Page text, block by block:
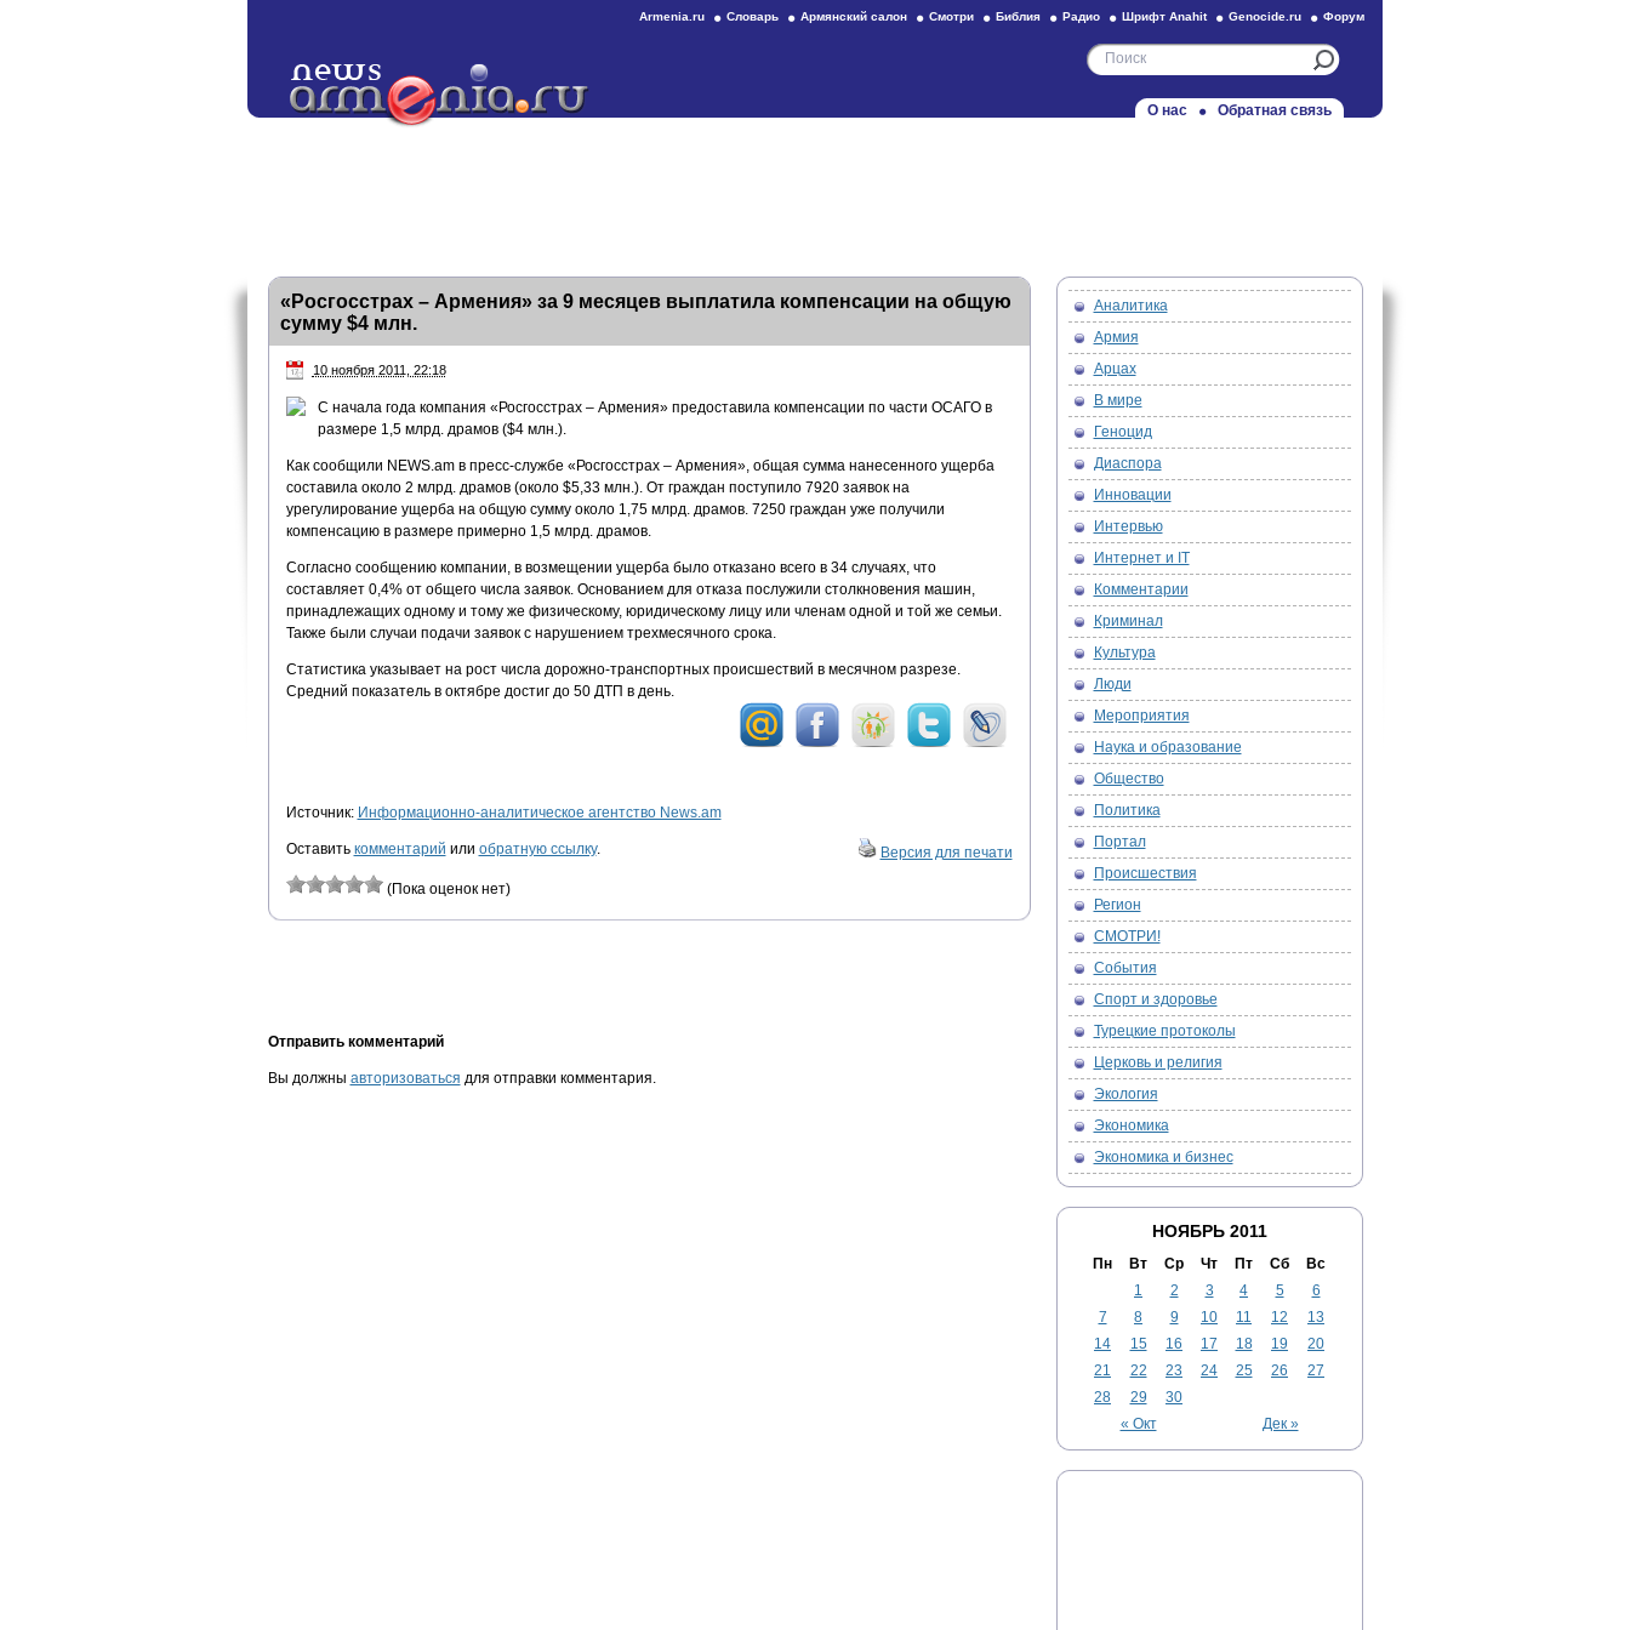
Armenia.ru Словарь Армянский салон Смотри Библия Радио Шрифт Anahit Genocide.ru Форум
О нас Обратная связь
«Росгосстрах – Армения» за 9 месяцев выплатила компенсации на общую
сумму $4 млн.
10 ноября 2011, 22:18
С начала года компания «Росгосстрах – Армения» предоставила компенсации по части ОСАГО в
размере 1,5 млрд. драмов ($4 млн.).
Как сообщили NEWS.am в пресс-службе «Росгосстрах – Армения», общая сумма нанесенного ущерба
составила около 2 млрд. драмов (около $5,33 млн.). От граждан поступило 7920 заявок на
урегулирование ущерба на общую сумму около 1,75 млрд. драмов. 7250 граждан уже получили
компенсацию в размере примерно 1,5 млрд. драмов.
Согласно сообщению компании, в возмещении ущерба было отказано всего в 34 случаях, что
составляет 0,4% от общего числа заявок. Основанием для отказа послужили столкновения машин,
принадлежащих одному и тому же физическому, юридическому лицу или членам одной и той же семьи.
Также были случаи подачи заявок с нарушением трехмесячного срока.
Статистика указывает на рост числа дорожно-транспортных происшествий в месячном разрезе.
Средний показатель в октябре достиг до 50 ДТП в день.
Источник: Информационно-аналитическое агентство News.am
Оставить комментарий или обратную ссылку. Версия для печати
(Пока оценок нет)
Отправить комментарий
Вы должны авторизоваться для отправки комментария.
Аналитика
Армия
Арцах
В мире
Геноцид
Диаспора
Инновации
Интервью
Интернет и IT
Комментарии
Криминал
Культура
Люди
Мероприятия
Наука и образование
Общество
Политика
Портал
Происшествия
Регион
СМОТРИ!
События
Спорт и здоровье
Турецкие протоколы
Церковь и религия
Экология
Экономика
Экономика и бизнес
НОЯБРЬ 2011
Пн Вт Ср Чт Пт Сб Вс
« Окт Дек »
1 2 3 4 5
6
7
8 9 10 11 12
13
14
15 16 17 18 19
20
21
22 23 24 25 26
27
28
29 30